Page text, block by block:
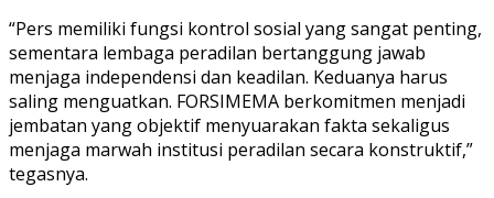
“Pers memiliki fungsi kontrol sosial yang sangat penting,
sementara lembaga peradilan bertanggung jawab
menjaga independensi dan keadilan. Keduanya harus
saling menguatkan. FORSIMEMA berkomitmen menjadi
jembatan yang objektif menyuarakan fakta sekaligus
menjaga marwah institusi peradilan secara konstruktif,”
tegasnya.